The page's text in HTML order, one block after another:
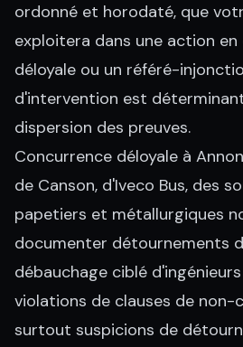
ordonné et horodaté, que
exploitera dans une action
déloyale ou un référé-
d'intervention est
dispersion des preuves.
Concurrence déloyale à
de Canson, d'Iveco Bus, des
papetiers et métallurgiques
documenter détournements
débauchage ciblé
violations de clauses de non-
surtout suspicions de